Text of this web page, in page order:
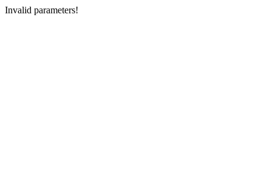
Invalid parameters!